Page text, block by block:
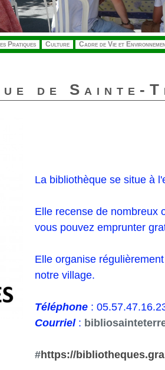
Pratiques Culture Cadre de Vie et
de Sainte-
La bibliothèque se situe à
Elle recense de nombreux
vous pouvez emprunter
Elle organise
notre village.
Téléphone :
Courriel:
#https://